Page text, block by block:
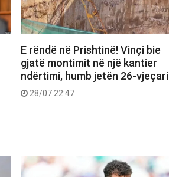
E rëndë në Prishtinë! Vinçi bie
gjatë montimit në një kantier
ndërtimi, humb jetën 26-vjeçari
28/07 22:47